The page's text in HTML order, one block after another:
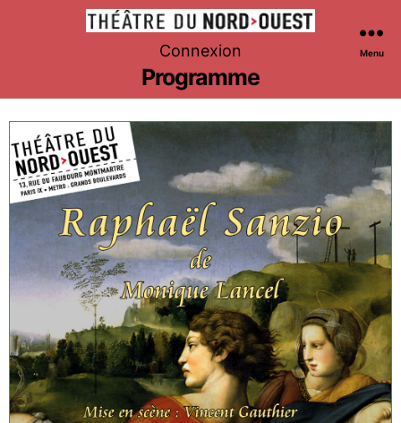
Théâtre
du
Nord-
Ouest
Connexion Menu
Programme